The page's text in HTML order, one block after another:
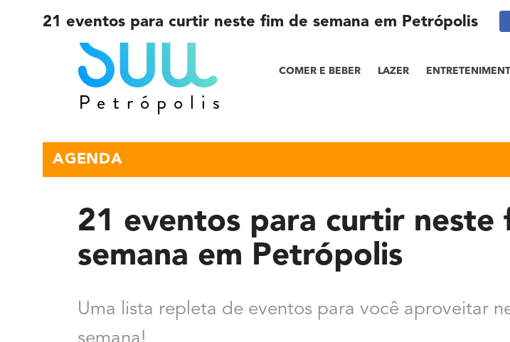
COMER E BEBER LAZER
21 eventos para curtir neste fim de semana em Petrópolis
AGENDA
21 eventos para curtir neste
semana em Petrópolis
Uma lista repleta de eventos para você aproveitar